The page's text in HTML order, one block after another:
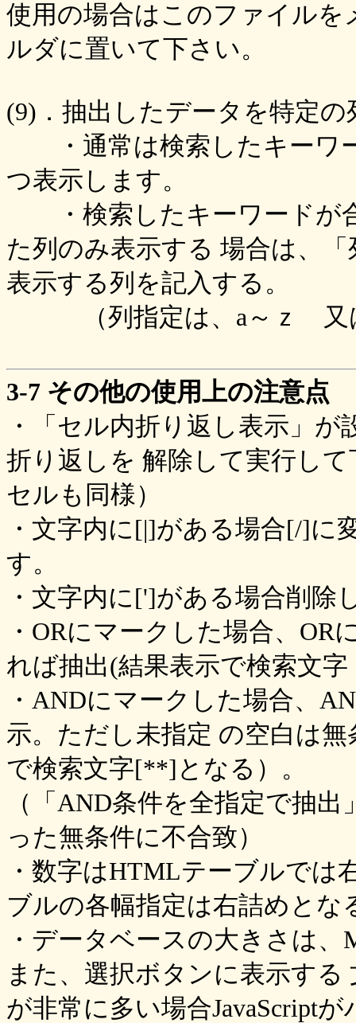
使用の場合はこのファイル
ルダに置いて下さい。
(9)．抽出したデータを特定の
・通常は検索したキーワ
つ表示します。
・検索したキーワードが
た列のみ表示する 場合は、
表示する列を記入する。
（列指定は、a～ｚ 又
3-7 その他の使用上の注意点
・「セル内折り返し表示」
折り返しを 解除して実行し
セルも同様）
・文字内に[|]がある場合[/]に
す。
・文字内に[']がある場合削
・ORにマークした場合、
れば抽出(結果表示で検索文
・ANDにマークした場合、
示。ただし未指定 の空白は
で検索文字[**]となる）。
（「AND条件を全指定で抽
った無条件に不合致）
・数字はHTMLテーブルでは
ブルの各幅指定は右詰めとな
・データベースの大きさは
また、選択ボタンに表示す
が非常に多い場合JavaScript